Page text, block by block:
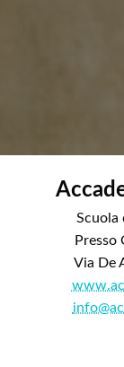
Scuola
Presso
Via De